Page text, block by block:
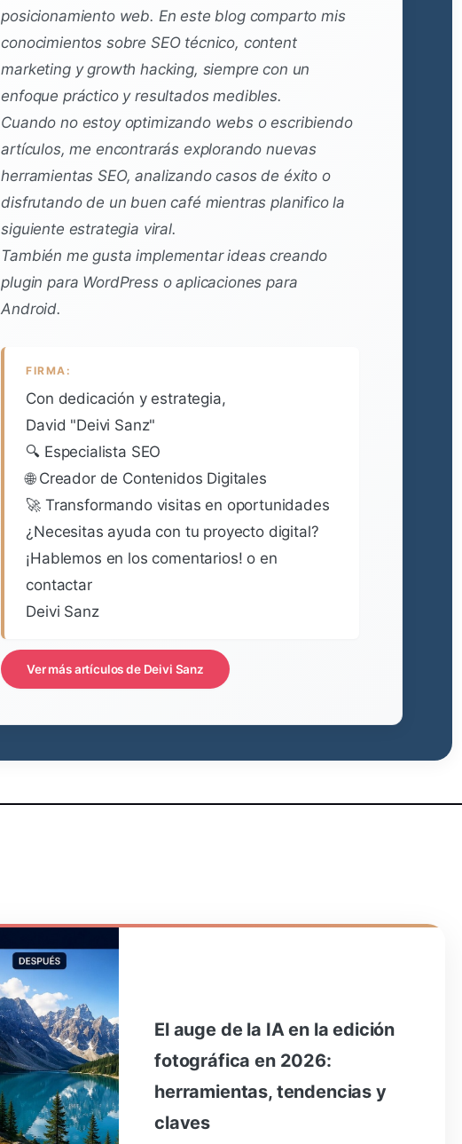
posicionamiento web. En este blog comparto mis
conocimientos sobre SEO técnico, content
marketing y growth hacking, siempre con un
enfoque práctico y resultados medibles.
Cuando no estoy optimizando webs o escribiendo
artículos, me encontrarás explorando nuevas
herramientas SEO, analizando casos de éxito o
disfrutando de un buen café mientras planifico la
siguiente estrategia viral.
También me gusta implementar ideas creando
plugin para WordPress o aplicaciones para
Android.
FIRMA:
Con dedicación y estrategia,
David "Deivi Sanz"
🔍 Especialista SEO
🌐 Creador de Contenidos Digitales
🚀 Transformando visitas en oportunidades
¿Necesitas ayuda con tu proyecto digital?
¡Hablemos en los comentarios! o en
contactar
Deivi Sanz
Ver más artículos de Deivi Sanz
El auge de la IA en la edición
fotográfica en 2026:
herramientas, tendencias y
claves